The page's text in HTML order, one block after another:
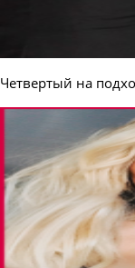
Четвертый на